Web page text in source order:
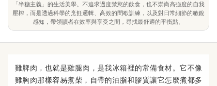
「半糖主義」的生活美學。不追求過度禁慾的飲食，也不崇尚高強度的自我
壓榨，而是透過科學的烹飪邏輯、高效的間歇訓練，以及對日常細節的敏銳
感知，帶領讀者在效率與享受之間，尋找最舒適的平衡點。
雞脾肉，也就是雞腿肉，是我冰箱裡的常備食材。它不像
雞胸肉那樣容易煮柴，自帶的油脂和膠質讓它怎麼煮都多